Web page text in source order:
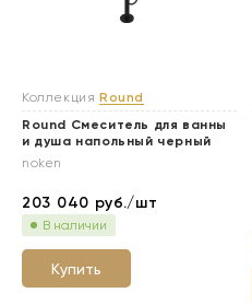
Коллекция Round
Round Смеситель для ванны
и душа напольный черный
noken
203 040 руб./шт
В наличии
Купить